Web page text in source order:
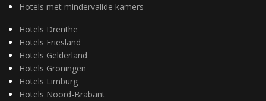
Hotels met mindervalide kamers
Hotels Drenthe
Hotels Friesland
Hotels Gelderland
Hotels Groningen
Hotels Limburg
Hotels Noord-Brabant